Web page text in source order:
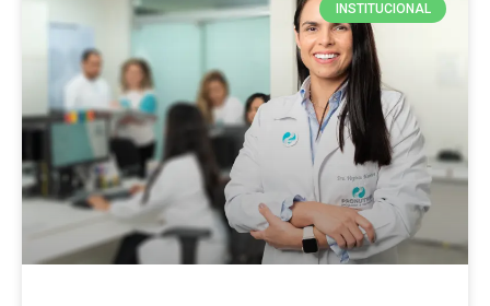
INSTITUCIONAL